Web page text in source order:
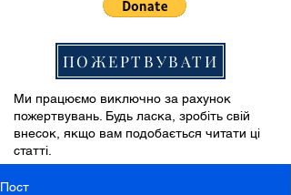
ПОЖЕРТВУВАТИ
Ми працюємо виключно за рахунок
пожертвувань. Будь ласка, зробіть свій
внесок, якщо вам подобається читати ці
статті.
Пост